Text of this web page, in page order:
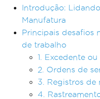
Introdução:
Manufatura
Principais desafios
de trabalho
1. Excedente ou
2. Ordens de
3. Registros de
4.